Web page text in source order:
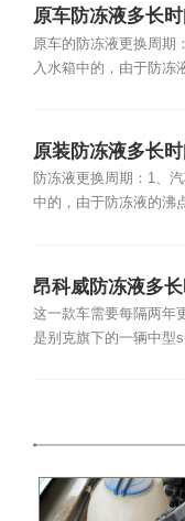
原车防冻液多长
原车的防冻液更换周期
入水箱中的，由于防冻
原装防冻液多长
防冻液更换周期：1、
中的，由于防冻液的沸
昂科威防冻液多
这一款车需要每隔两年
是别克旗下的一辆中型